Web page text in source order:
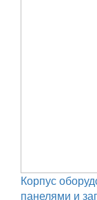
Корпус
панелями и